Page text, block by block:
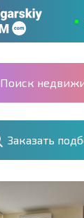
Поиск
Заказать